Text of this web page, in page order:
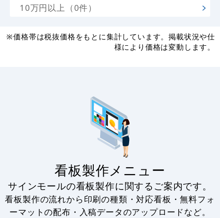
10万円以上（0件）
※価格帯は税抜価格をもとに集計しています。掲載状況や仕
様により価格は変動します。
看板製作メニュー
サインモールの看板製作に関するご案内です。
看板製作の流れから印刷の種類・対応看板・無料フォ
ーマットの配布・入稿データのアップロードなど。